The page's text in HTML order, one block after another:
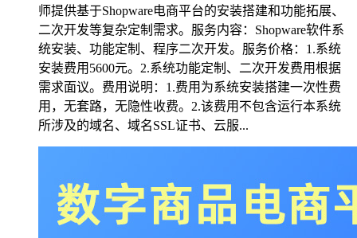
师提供基于Shopware电商平台的安装搭建和功能拓展、
二次开发等复杂定制需求。服务内容：Shopware软件系
统安装、功能定制、程序二次开发。服务价格：1.系统
安装费用5600元。2.系统功能定制、二次开发费用根据
需求面议。费用说明：1.费用为系统安装搭建一次性费
用，无套路，无隐性收费。2.该费用不包含运行本系统
所涉及的域名、域名SSL证书、云服...